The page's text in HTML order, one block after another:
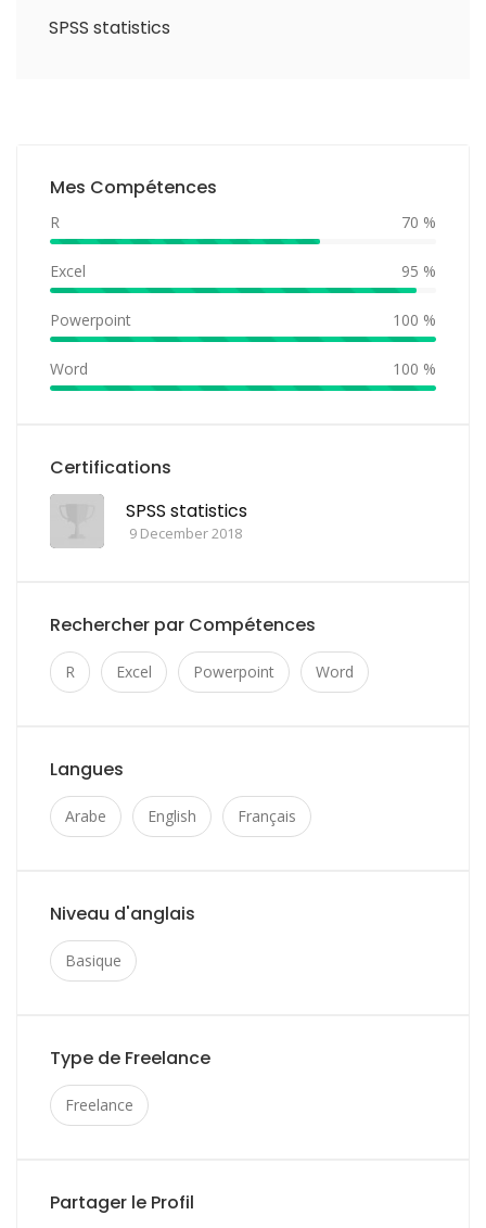
SPSS statistics
Mes Compétences
R 70 %
Excel 95 %
Powerpoint 100 %
Word 100 %
Certifications
SPSS statistics
9 December 2018
Rechercher par Compétences
R Excel Powerpoint Word
Langues
Arabe English Français
Niveau d'anglais
Basique
Type de Freelance
Freelance
Partager le Profil